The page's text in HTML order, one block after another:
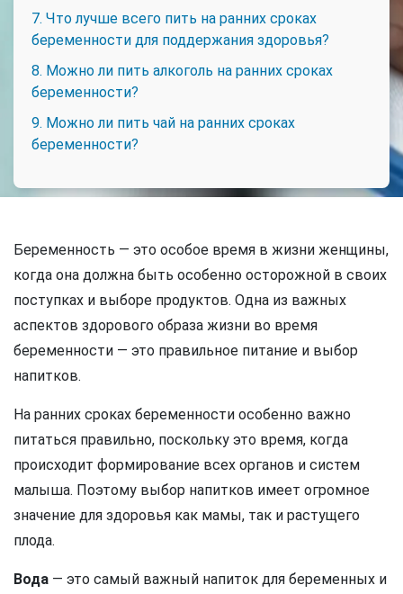
7. Что лучше всего пить на ранних сроках
беременности для поддержания здоровья?
8. Можно ли пить алкоголь на ранних сроках
беременности?
9. Можно ли пить чай на ранних сроках
беременности?
Беременность — это особое время в жизни женщины,
когда она должна быть особенно осторожной в своих
поступках и выборе продуктов. Одна из важных
аспектов здорового образа жизни во время
беременности — это правильное питание и выбор
напитков.
На ранних сроках беременности особенно важно
питаться правильно, поскольку это время, когда
происходит формирование всех органов и систем
малыша. Поэтому выбор напитков имеет огромное
значение для здоровья как мамы, так и растущего
плода.
Вода — это самый важный напиток для беременных и